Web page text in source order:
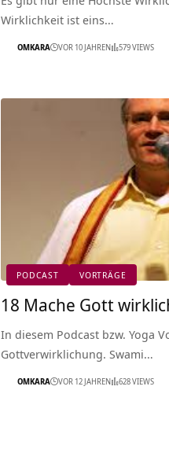
Wirklichkeit ist eins…
OMKARA VOR 10 JAHREN 579 VIEWS
PODCAST VORTRÄGE
18 Mache Gott
In diesem Podcast bzw. Yoga
Gottverwirklichung. Swami…
OMKARA VOR 12 JAHREN 628 VIEWS